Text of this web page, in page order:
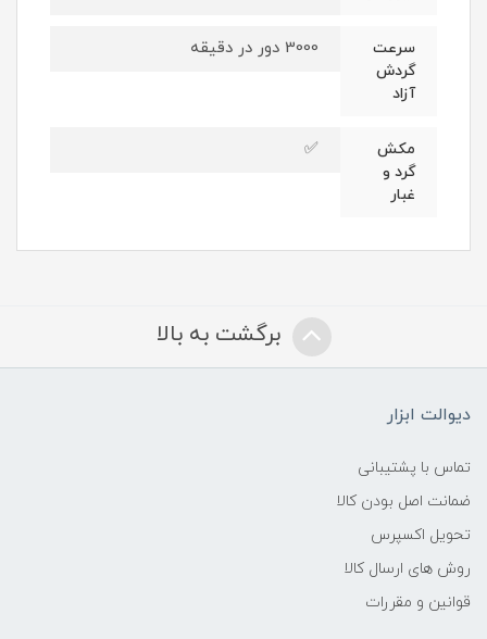
سرعت
گردش
آزاد
3000 دور در دقیقه
مکش
گرد و
غبار
✅
برگشت به بالا
دیوالت ابزار
تماس با پشتیبانی
ضمانت اصل بودن کالا
تحویل اکسپرس
روش های ارسال کالا
قوانین و مقررات